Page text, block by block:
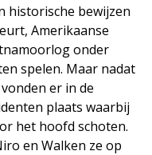
historische bewijzen
Amerikaanse
onder
spelen. Maar nadat
er in de
plaats waarbij
het hoofd schoten.
en Walken ze op